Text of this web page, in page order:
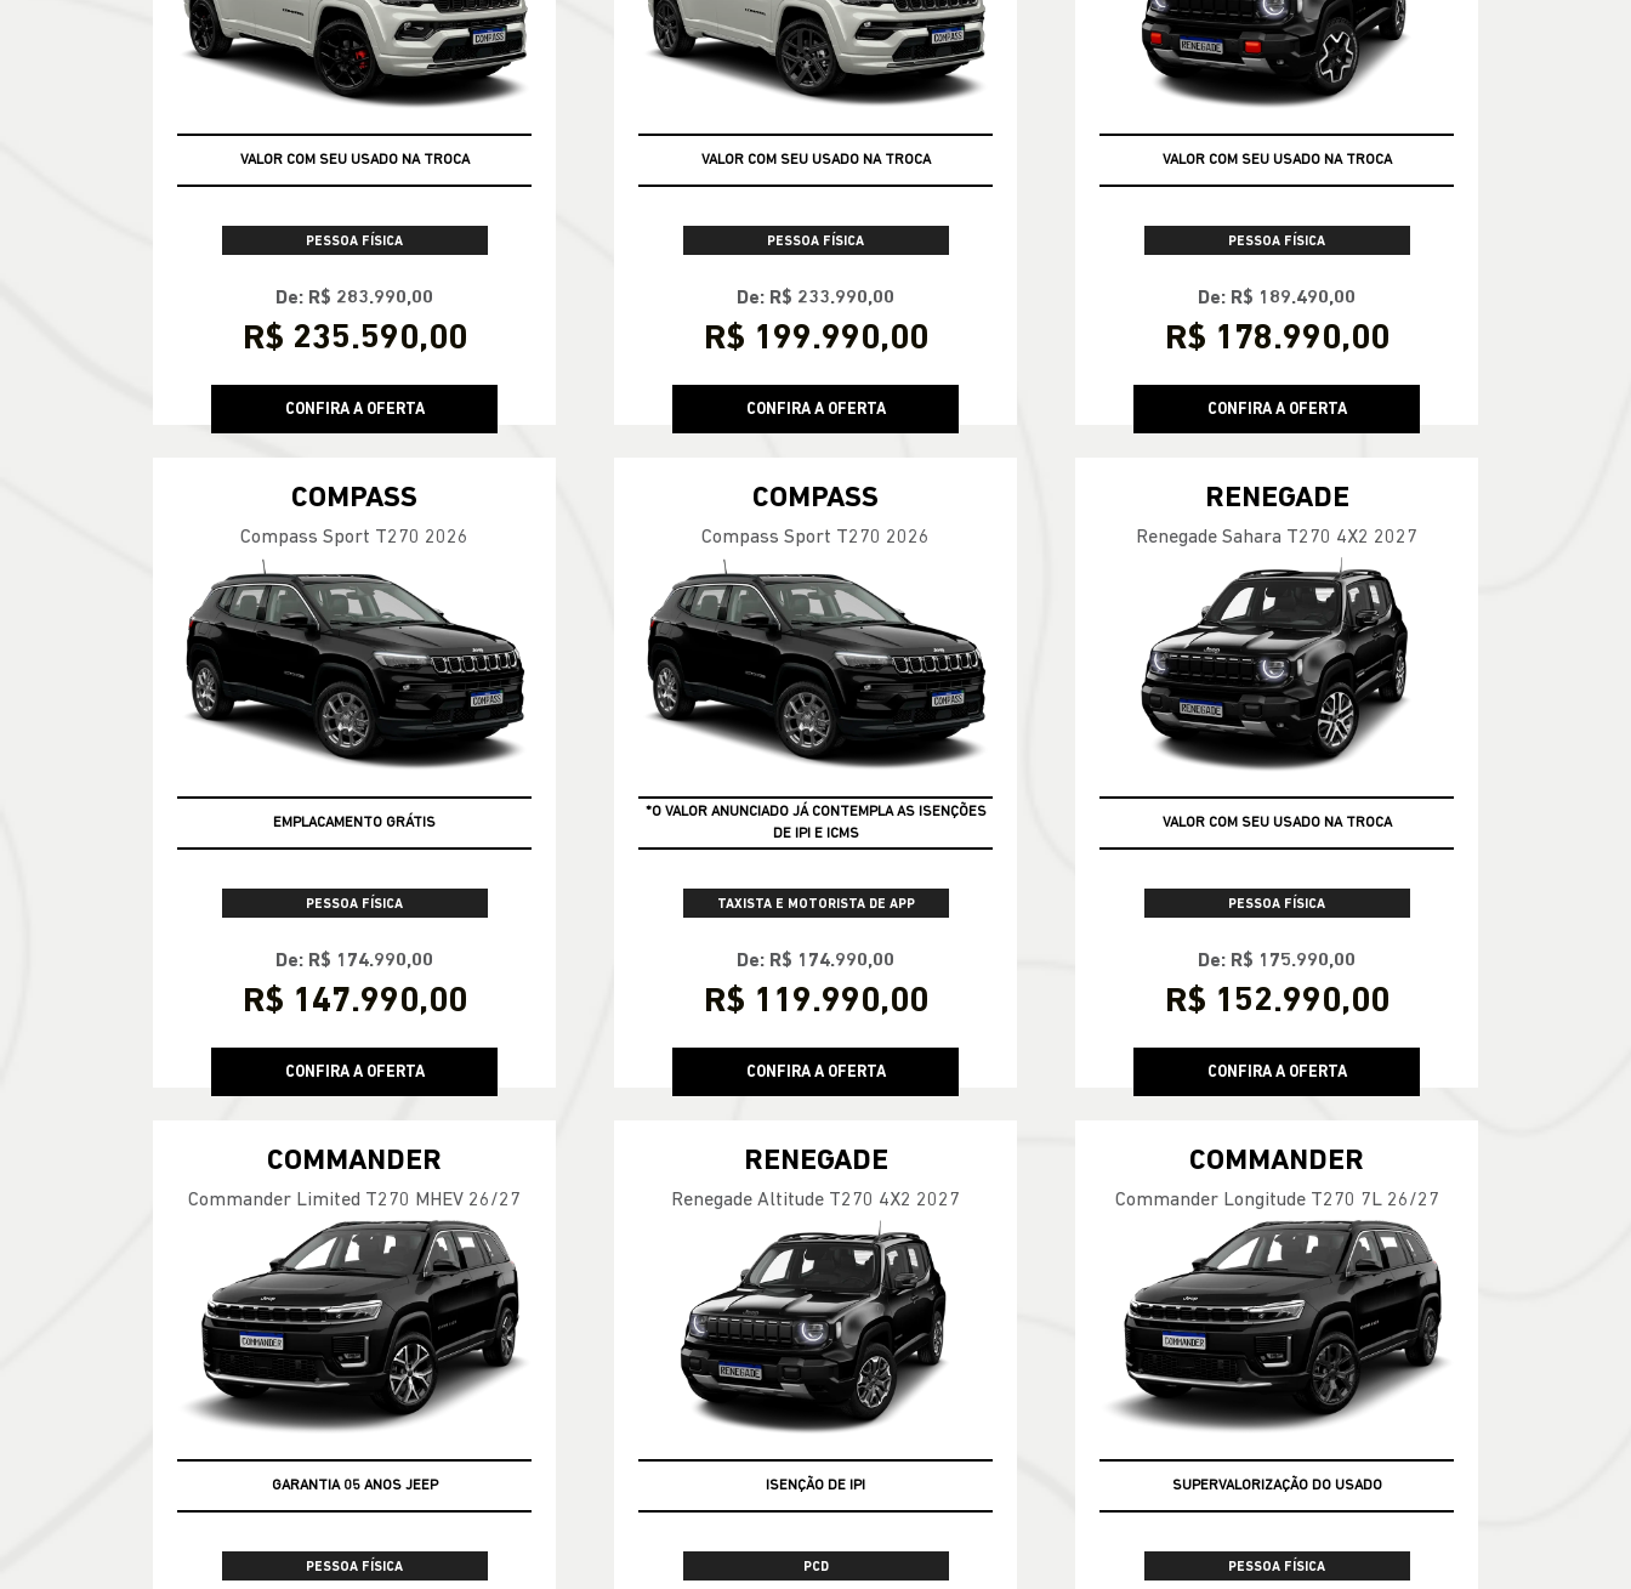
PESSOA FÍSICA
De: R$ 283.990,00
R$ 235.590,00
CONFIRA A OFERTA
PESSOA FÍSICA
De: R$ 233.990,00
R$ 199.990,00
CONFIRA A OFERTA
VALOR COM SEU USADO NA TROCA
PESSOA FÍSICA
De: R$ 189.490,00
R$ 178.990,00
CONFIRA A OFERTA
COMPASS
Compass Sport T270 2026
EMPLACAMENTO GRÁTIS
PESSOA FÍSICA
De: R$ 174.990,00
R$ 147.990,00
CONFIRA A OFERTA
COMPASS
Compass Sport T270 2026
*O VALOR ANUNCIADO JÁ CONTEMPLA AS ISENÇÕES
DE IPI E ICMS
TAXISTA E MOTORISTA DE APP
De: R$ 174.990,00
R$ 119.990,00
CONFIRA A OFERTA
RENEGADE
Renegade Sahara T270 4X2 2027
PESSOA FÍSICA
De: R$ 175.990,00
R$ 152.990,00
CONFIRA A OFERTA
COMMANDER
Commander Limited T270 MHEV 26/27
GARANTIA 05 ANOS JEEP
PESSOA FÍSICA
RENEGADE
Renegade Altitude T270 4X2 2027
ISENÇÃO DE IPI
PCD
COMMANDER
Commander Longitude T270 7L 26/27
PESSOA FÍSICA